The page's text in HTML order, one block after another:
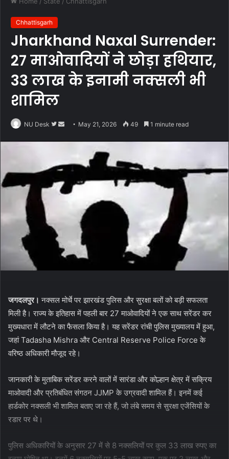
Chhattisgarh
Jharkhand Naxal Surrender:
27 माओवादियों ने छोड़ा हथियार,
33 लाख के इनामी नक्सली भी
शामिल
NU Desk
Follow
Send May 21, 2026 49 1 minute read
जगदलपुर। नक्सल मोर्चे पर झारखंड पुलिस और सुरक्षा बलों को बड़ी सफलता
मिली है। राज्य के इतिहास में पहली बार 27 माओवादियों ने एक साथ सरेंडर कर
मुख्यधारा में लौटने का फैसला किया है। यह सरेंडर रांची पुलिस मुख्यालय में हुआ,
जहां Tadasha Mishra और Central Reserve Police Force के
वरिष्ठ अधिकारी मौजूद रहे।
जानकारी के मुताबिक सरेंडर करने वालों में सारंडा और कोल्हान क्षेत्र में सक्रिय
माओवादी और प्रतिबंधित संगठन JJMP के उग्रवादी शामिल हैं। इनमें कई
हार्डकोर नक्सली भी शामिल बताए जा रहे हैं, जो लंबे समय से सुरक्षा एजेंसियों के
रडार पर थे।
पुलिस अधिकारियों के अनुसार 27 में से 8 नक्सलियों पर कुल 33 लाख रुपए का